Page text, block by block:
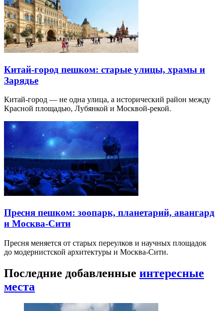
Китай-город пешком: старые улицы, храмы и
Зарядье
Китай-город — не одна улица, а исторический район между
Красной площадью, Лубянкой и Москвой-рекой.
Пресня пешком: зоопарк, планетарий, авангард
и Москва-Сити
Пресня меняется от старых переулков и научных площадок
до модернистской архитектуры и Москва-Сити.
Последние добавленные интересные
места